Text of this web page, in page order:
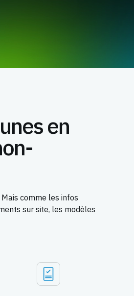
en
comme les infos
sur site, les modèles